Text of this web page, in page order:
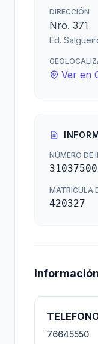
DIRECCIÓN
Nro. 371
Ed.
Ver en
NÚMERO DE
MATRÍCULA
420327
76645550